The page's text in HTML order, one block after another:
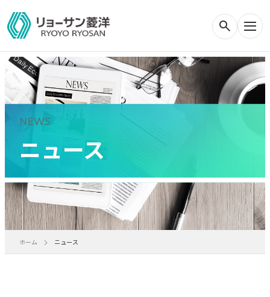
NEWS
ニュース
ホーム ニュース